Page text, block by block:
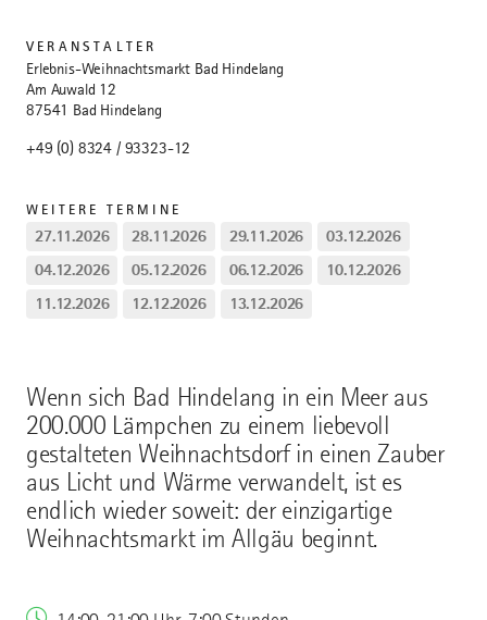
Wenn sich Bad Hindelang in ein Meer aus
200.000 Lämpchen zu einem liebevoll
gestalteten Weihnachtsdorf in einen Zauber
aus Licht und Wärme verwandelt, ist es
endlich wieder soweit: der einzigartige
Weihnachtsmarkt im Allgäu beginnt.
VERANSTALTER
Erlebnis-Weihnachtsmarkt Bad Hindelang
Am Auwald 12
87541 Bad Hindelang
+49 (0) 8324 / 93323-12
WEITERE TERMINE
27.11.2026 28.11.2026 29.11.2026
03.12.2026
04.12.2026
05.12.2026 06.12.2026
10.12.2026
11.12.2026
12.12.2026 13.12.2026